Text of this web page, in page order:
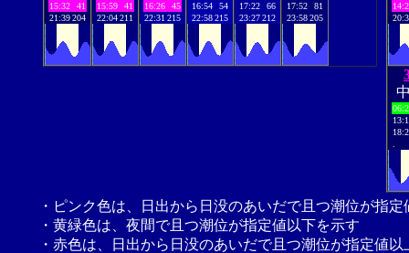
15:32
41
21:39204
15:59
41
22:04211
16:26
45
22:31 215
16:54
54
22:58215
17:22
66
23:27212
17:52
81
23:58205
・ピンク色は、日出から日没のあいだで且つ潮位が指
・黄緑色は、夜間で且つ潮位が指定値以下を示す
・赤色は、日出から日没のあいだで且つ潮位が指定値以